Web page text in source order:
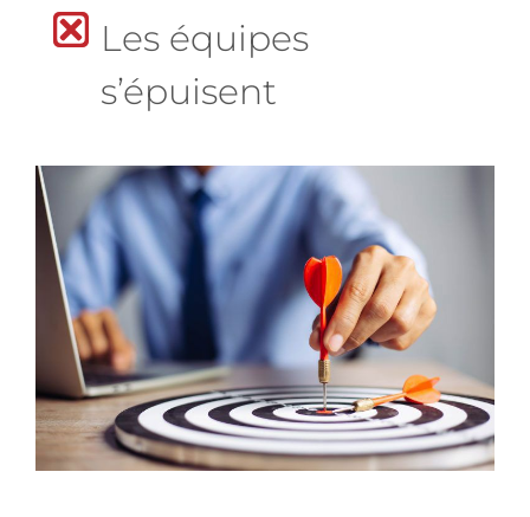
Les équipes
s’épuisent